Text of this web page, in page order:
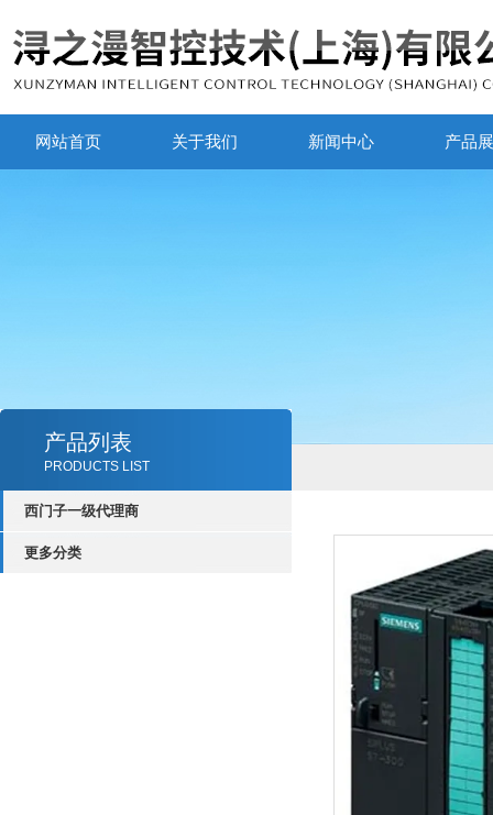
网站首页 关于我们 新闻中心 产品
产品列表
PRODUCTS LIST
西门子一级代理商
更多分类